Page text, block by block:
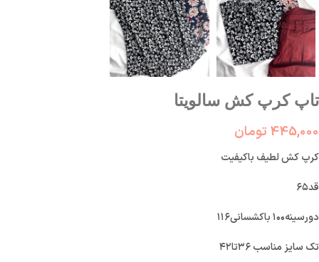
تاپ کرپ کش سالویتا
445,000 تومان
کرپ کش لطیف باکیفیت
قد۶۵
دورسینه۱۰۰ باکشسانی۱۱۶
تک سایز مناسب ۳۶تا۴۲